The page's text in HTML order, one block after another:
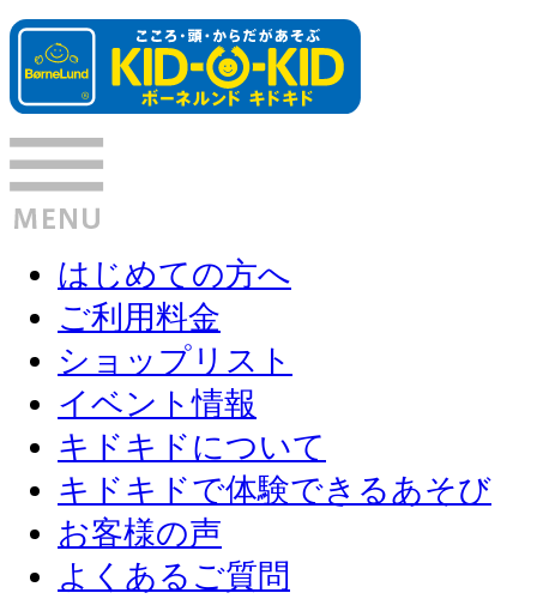
はじめての方へ
ご利用料金
ショップリスト
イベント情報
キドキドについて
キドキドで体験できるあそび
お客様の声
よくあるご質問